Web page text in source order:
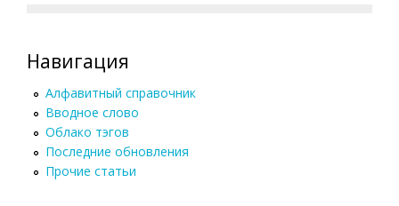
Навигация
Алфавитный справочник
Вводное слово
Облако тэгов
Последние обновления
Прочие статьи